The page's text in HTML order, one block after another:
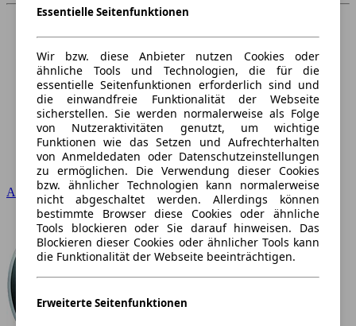
Audi
Essentielle Seitenfunktionen
Wir bzw. diese Anbieter nutzen Cookies oder
ähnliche Tools und Technologien, die für die
essentielle Seitenfunktionen erforderlich sind und
die einwandfreie Funktionalität der Webseite
sicherstellen. Sie werden normalerweise als Folge
von Nutzeraktivitäten genutzt, um wichtige
Funktionen wie das Setzen und Aufrechterhalten
von Anmeldedaten oder Datenschutzeinstellungen
zu ermöglichen. Die Verwendung dieser Cookies
bzw. ähnlicher Technologien kann normalerweise
nicht abgeschaltet werden. Allerdings können
bestimmte Browser diese Cookies oder ähnliche
Tools blockieren oder Sie darauf hinweisen. Das
Blockieren dieser Cookies oder ähnlicher Tools kann
die Funktionalität der Webseite beeinträchtigen.
Erweiterte Seitenfunktionen